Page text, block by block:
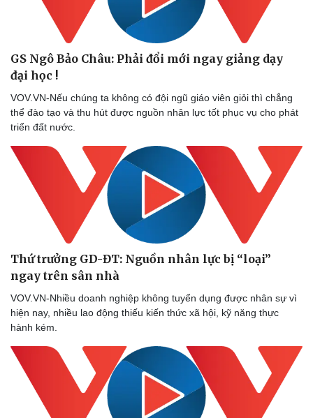
Sức khỏe
Dinh dưỡng - món ngon
Cây thuốc
Sản phụ khoa
Nhi khoa
Nam khoa
Làm đẹp - giảm cân
Phòng mạch online
Ăn sạch sống khỏe
Nhà đẹp
Blog
GS Ngô Bảo Châu: Phải đổi mới ngay giảng dạy
đại học !
VOV.VN-Nếu chúng ta không có đội ngũ giáo viên giỏi thì chẳng
thể đào tạo và thu hút được nguồn nhân lực tốt phục vụ cho phát
triển đất nước.
Thứ trưởng GD-ĐT: Nguồn nhân lực bị “loại”
ngay trên sân nhà
VOV.VN-Nhiều doanh nghiệp không tuyển dụng được nhân sự vì
hiện nay, nhiều lao động thiếu kiến thức xã hội, kỹ năng thực
hành kém.